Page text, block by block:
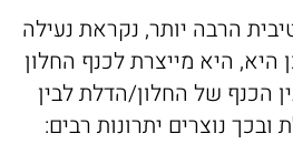
הרבה יותר, נקראת נעילה
היא מייצרת לכנף החלון
הכנף של החלון/הדלת לבין
נוצרים יתרונות רבים: